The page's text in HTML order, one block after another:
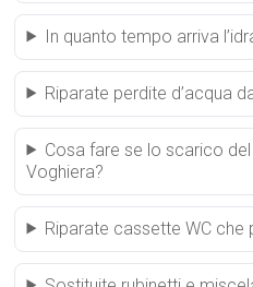
In quanto tempo arriva
Riparate perdite d’acqua
Cosa fare se lo scarico
Voghiera?
Riparate cassette WC che